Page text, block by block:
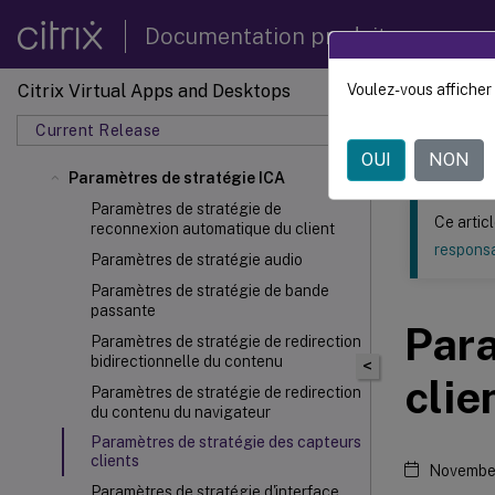
Documentation produit
Citrix Virtual Apps and Desktops
Current Release
Paramètres de stratégie ICA
Paramètres de stratégie de
reconnexion automatique du client
Paramètres de stratégie audio
Paramètres de stratégie de bande
passante
Paramètres de stratégie de redirection
bidirectionnelle du contenu
Paramètres de stratégie de redirection
du contenu du navigateur
Paramètres de stratégie des capteurs
clients
Ce contenu a
Citrix
<
Ce
Voulez-vous
OUI NON